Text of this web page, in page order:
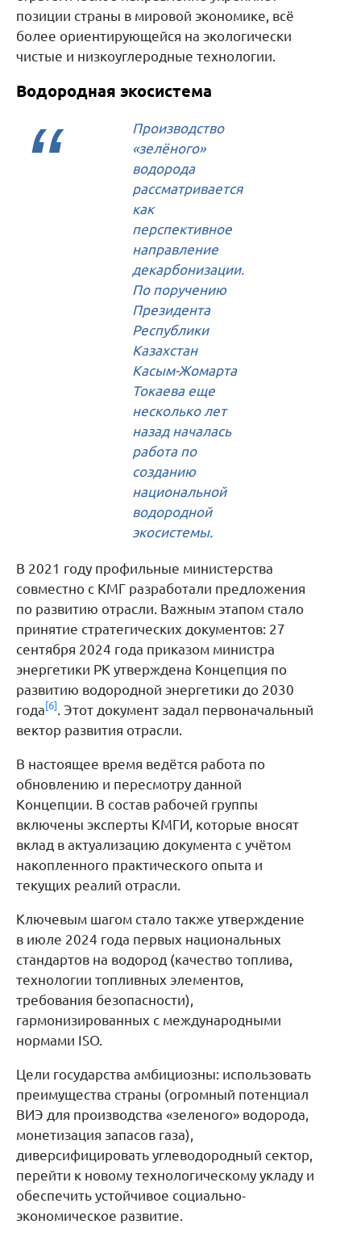
позиции страны в мировой экономике, всё
более ориентирующейся на экологически
чистые и низкоуглеродные технологии.
Водородная экосистема
Производство
«зелёного»
водорода
рассматривается
как
перспективное
направление
декарбонизации.
По поручению
Президента
Республики
Казахстан
Касым-Жомарта
Токаева еще
несколько лет
назад началась
работа по
созданию
национальной
водородной
экосистемы.
В 2021 году профильные министерства
совместно с КМГ разработали предложения
по развитию отрасли. Важным этапом стало
принятие стратегических документов: 27
сентября 2024 года приказом министра
энергетики РК утверждена Концепция по
развитию водородной энергетики до 2030
года [6]
. Этот документ задал первоначальный
вектор развития отрасли.
В настоящее время ведётся работа по
обновлению и пересмотру данной
Концепции. В состав рабочей группы
включены эксперты КМГИ, которые вносят
вклад в актуализацию документа с учётом
накопленного практического опыта и
текущих реалий отрасли.
Ключевым шагом стало также утверждение
в июле 2024 года первых национальных
стандартов на водород (качество топлива,
технологии топливных элементов,
требования безопасности),
гармонизированных с международными
нормами ISO.
Цели государства амбициозны: использовать
преимущества страны (огромный потенциал
ВИЭ для производства «зеленого» водорода,
монетизация запасов газа),
диверсифицировать углеводородный сектор,
перейти к новому технологическому укладу и
обеспечить устойчивое социально-
экономическое развитие.